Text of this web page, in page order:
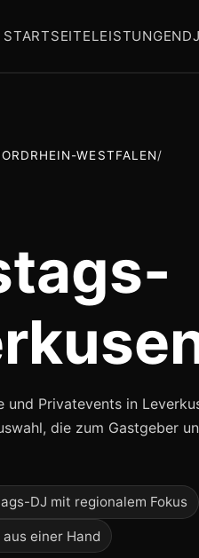
STARTSEITELEISTUNGEN
WESTFALEN/
Privatevents in
die zum Gastgeber
DJ mit regionalem Fokus
einer Hand